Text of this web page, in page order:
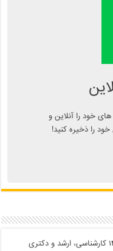
خود را آنلاین و
را ذخیره کنید!
دانلود